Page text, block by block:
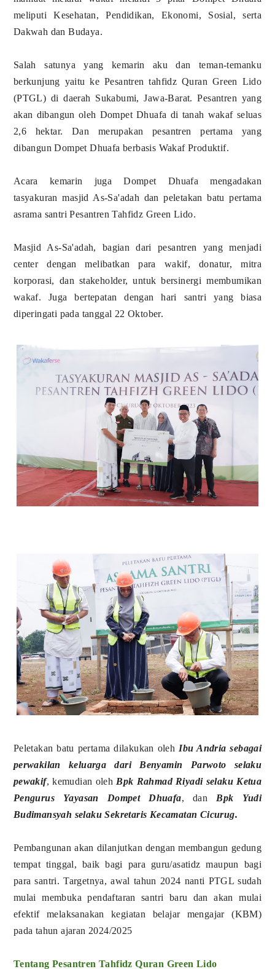
meliputi Kesehatan, Pendidikan, Ekonomi, Sosial, serta
Dakwah dan Budaya.
Salah satunya yang kemarin aku dan teman-temanku
berkunjung yaitu ke Pesantren tahfidz Quran Green Lido
(PTGL) di daerah Sukabumi, Jawa-Barat. Pesantren yang
akan dibangun oleh Dompet Dhuafa di tanah wakaf seluas
2,6 hektar. Dan merupakan pesantren pertama yang
dibangun Dompet Dhuafa berbasis Wakaf Produktif.
Acara kemarin juga Dompet Dhuafa mengadakan
tasyakuran masjid As-Sa'adah dan peletakan batu pertama
asrama santri Pesantren Tahfidz Green Lido.
Masjid As-Sa'adah, bagian dari pesantren yang menjadi
center dengan melibatkan para wakif, donatur, mitra
korporasi, dan stakeholder, untuk bersinergi membumikan
wakaf. Juga bertepatan dengan hari santri yang biasa
diperingati pada tanggal 22 Oktober.
Peletakan batu pertama dilakukan oleh Ibu Andria sebagai
perwakilan keluarga dari Benyamin Parwoto selaku
pewakif, kemudian oleh Bpk Rahmad Riyadi selaku Ketua
Pengurus Yayasan Dompet Dhuafa, dan Bpk Yudi
Budimansyah selaku Sekretaris Kecamatan Cicurug.
Pembangunan akan dilanjutkan dengan membangun gedung
tempat tinggal, baik bagi para guru/asatidz maupun bagi
para santri. Targetnya, awal tahun 2024 nanti PTGL sudah
mulai membuka pendaftaran santri baru dan akan mulai
efektif melaksanakan kegiatan belajar mengajar (KBM)
pada tahun ajaran 2024/2025
Tentang Pesantren Tahfidz Quran Green Lido